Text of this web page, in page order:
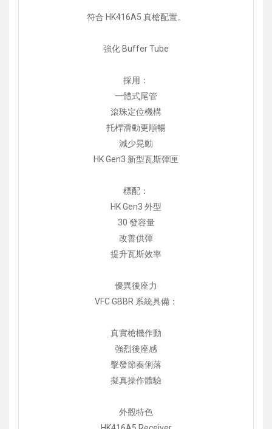
符合 HK416A5 真槍配置。
強化 Buffer Tube
採用：
一體式尾管
滾珠定位機構
托桿滑動更順暢
減少晃動
HK Gen3 新型瓦斯彈匣
標配：
HK Gen3 外型
30 發容量
改善供彈
提升瓦斯效率
優異後座力
VFC GBBR 系統具備：
真實槍機作動
強烈後座感
擊發節奏俐落
擬真操作體驗
外觀特色